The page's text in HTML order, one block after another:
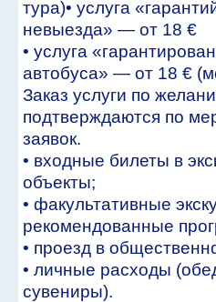
тура)• услуга
невыезда» — от 18 €
• услуга
автобуса» — от 18 €
Заказ услуги по
подтверждаются по
заявок.
• входные билеты в
объекты;
• факультативные
рекомендованные
• проезд в
• личные расходы
сувениры).